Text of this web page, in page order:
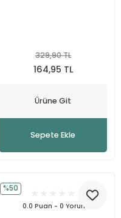
329,90 TL
164,95 TL
Ürüne Git
Sepete Ekle
%50
0.0 Puan - 0 Yorum